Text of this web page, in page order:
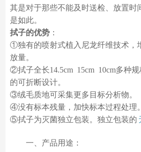
其是对于那些不能及时送检、放置时
是如此。
拭子的优势：
①独有的喷射式植入尼龙纤维技术，
放量。
②拭子全长14.5cm 15cm 10cm多种
的可折断设计。
③绒毛质地可采集更多目标分析物。
④没有标本残量，加快标本过程处理。
⑤拭子为灭菌独立包装。独立包装的
一、产品用途：